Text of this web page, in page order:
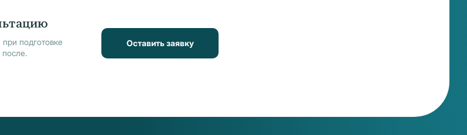
подготовке
Оставить заявку